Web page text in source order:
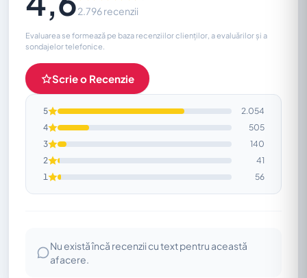
2.796 recenzii
Evaluarea se formează pe baza recenziilor clienților, a evaluărilor și a
sondajelor telefonice.
Scrie o Recenzie
5
2.054
4
505
3
140
2
41
1
56
Nu există încă recenzii cu text pentru această
afacere.